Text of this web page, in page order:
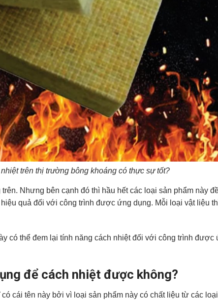
trên thị trường bông khoáng có thực sự tốt?
Nhưng bên cạnh đó thì hầu hết các loại sản phẩm này
quả đối với công trình được ứng dụng. Mỗi loại vật liệu
có thể đem lại tính năng cách nhiệt đối với công trình được
để cách nhiệt được không?
cái tên này bởi vì loại sản phẩm này có chất liệu từ các